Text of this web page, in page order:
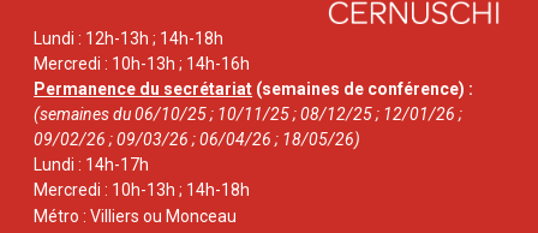
Lundi : 12h-13h ; 14h-18h
Mercredi : 10h-13h ; 14h-16h
Permanence du secrétariat (semaines de conférence) :
(semaines du 06/10/25 ; 10/11/25 ; 08/12/25 ; 12/01/26 ;
09/02/26 ; 09/03/26 ; 06/04/26 ; 18/05/26)
Lundi : 14h-17h
Mercredi : 10h-13h ; 14h-18h
Métro : Villiers ou Monceau